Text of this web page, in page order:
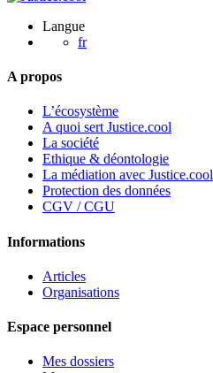
Langue
fr
A propos
L’écosystème
A quoi sert Justice.cool
La société
Ethique & déontologie
La médiation avec Justice.cool
Protection des données
CGV / CGU
Informations
Articles
Organisations
Espace personnel
Mes dossiers